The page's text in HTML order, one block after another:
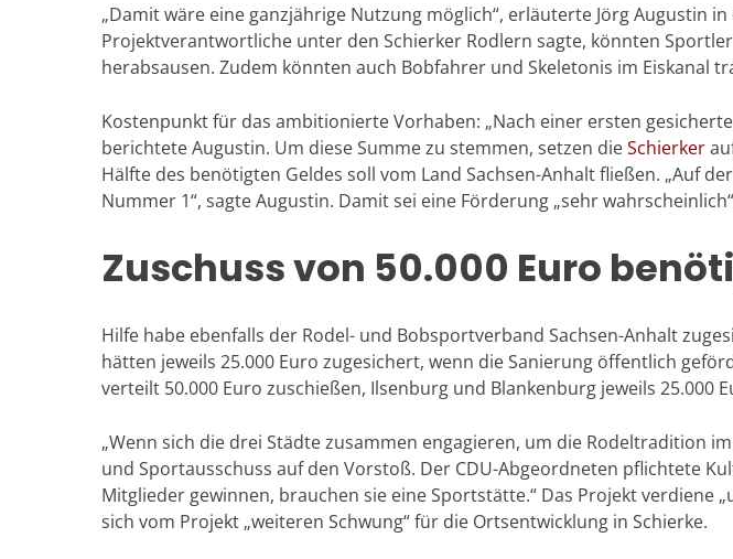
„Damit wäre eine ganzjährige Nutzung möglich“, erläuterte Jörg Augustin
Projektverantwortliche unter den Schierker Rodlern sagte, könnten
herabsausen. Zudem könnten auch Bobfahrer und Skeletonis im Eiskanal
Kostenpunkt für das ambitionierte Vorhaben: „Nach einer ersten
berichtete Augustin. Um diese Summe zu stemmen, setzen dieSchierker
Hälfte des benötigten Geldes soll vom Land Sachsen-Anhalt fließen. „Auf
Nummer 1“, sagte Augustin. Damit sei eine Förderung „sehr
Zuschuss von 50.000 Euro
Hilfe habe ebenfalls der Rodel- und Bobsportverband Sachsen-Anhalt
hätten jeweils 25.000 Euro zugesichert, wenn die Sanierung öffentlich
verteilt 50.000 Euro zuschießen, Ilsenburg und Blankenburg jeweils 25.000
„Wenn sich die drei Städte zusammen engagieren, um die Rodeltradition
und Sportausschuss auf den Vorstoß. Der CDU-Abgeordneten pflichtete
Mitglieder gewinnen, brauchen sie eine Sportstätte.“ Das Projekt
sich vom Projekt „weiteren Schwung“ für die Ortsentwicklung in Schierke.